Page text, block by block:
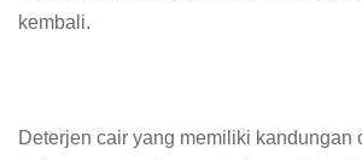
kembali.
Deterjen cair yang memiliki kandungan